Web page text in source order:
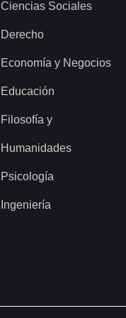
Ciencias Sociales
Derecho
Economía y Negocios
Educación
Filosofía y
Humanidades
Psicología
Ingeniería